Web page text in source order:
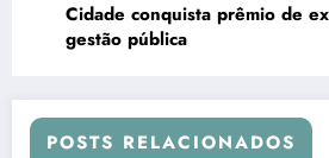
Cidade conquista prêmio de excelência em
gestão pública
POSTS RELACIONADOS